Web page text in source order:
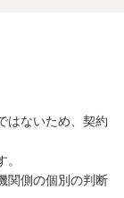
はないため、契約
関側の個別の判断